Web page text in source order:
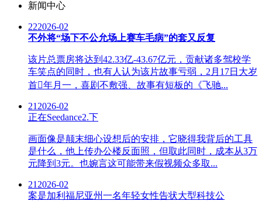
新闻中心
222026-02
不外将“场下不公允场上赛车毛病”的套又反复
该片总票房将达到42.33亿-43.67亿元，贡献诸多驾校学
车笑点的同时，也有人认为该片故事亏弱，2月17日大岁
首年月一，喜剧不敷强、故事有短板的《飞驰...
21 2026-02
正在Seedance2.下
画面像是颠末细心设想后的安排，它晓得我背后的工具
是什么，他上传办公楼反面照，但取此同时，成本从3万
元降到3元。也婉言这可能带来假视频众多取...
21 2026-02
案是加利福尼亚州一名年轻女性告状大型科技公